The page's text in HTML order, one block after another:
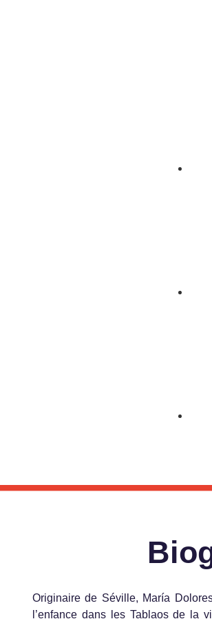
Originaire de Séville, María
l’enfance dans les Tablaos de la